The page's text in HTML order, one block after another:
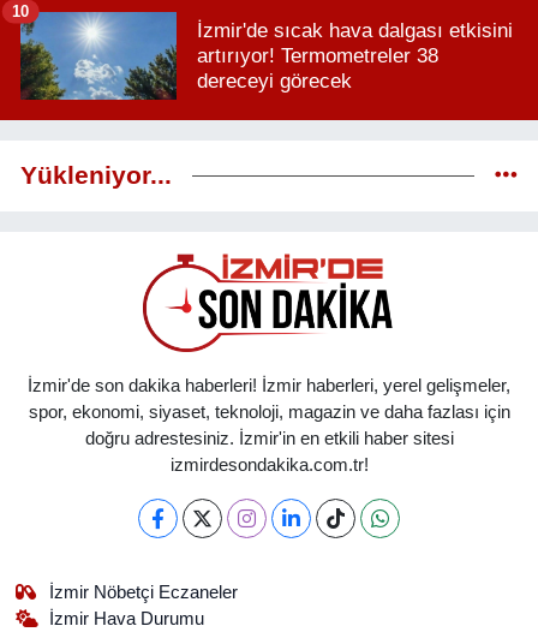
İzmir'de sıcak hava dalgası etkisini
artırıyor! Termometreler 38
dereceyi görecek
10
Yükleniyor...
İzmir'de son dakika haberleri! İzmir haberleri, yerel gelişmeler,
spor, ekonomi, siyaset, teknoloji, magazin ve daha fazlası için
doğru adrestesiniz. İzmir'in en etkili haber sitesi
izmirdesondakika.com.tr!
İzmir Nöbetçi Eczaneler
İzmir Hava Durumu